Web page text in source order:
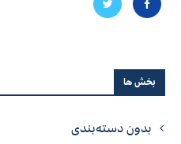
بخش ها
بدون دسته‌بندی